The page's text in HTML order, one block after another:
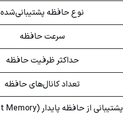
نوع حافظه پشتیبانی‌شده
سرعت حافظه
حداکثر ظرفیت حافظه
تعداد کانال‌های حافظه
پشتیبانی از حافظه پایدار (Persistent Memory)